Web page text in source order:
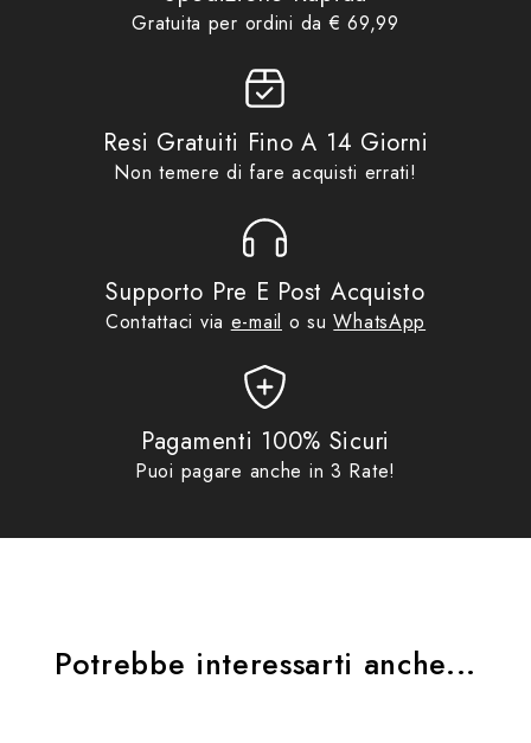
Gratuita per ordini da € 69,99
Resi Gratuiti Fino A 14 Giorni
Non temere di fare acquisti errati!
Supporto Pre E Post Acquisto
Contattaci via e-mail o suWhatsApp
Pagamenti 100% Sicuri
Puoi pagare anche in 3 Rate!
Potrebbe interessarti anche...